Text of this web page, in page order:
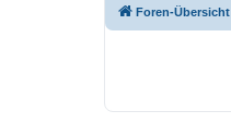
Foren-Übersicht